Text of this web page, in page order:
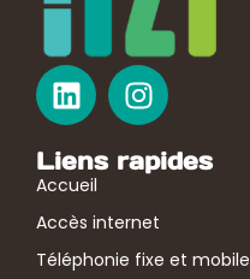
Liens rapides
Accueil
Accès internet
Téléphonie fixe et mobile